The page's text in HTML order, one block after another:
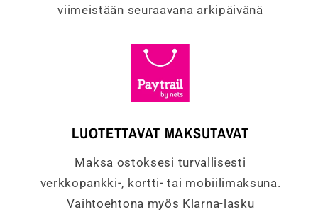
viimeistään seuraavana arkipäivänä
LUOTETTAVAT MAKSUTAVAT
Maksa ostoksesi turvallisesti
verkkopankki-, kortti- tai mobiilimaksuna.
Vaihtoehtona myös Klarna-lasku